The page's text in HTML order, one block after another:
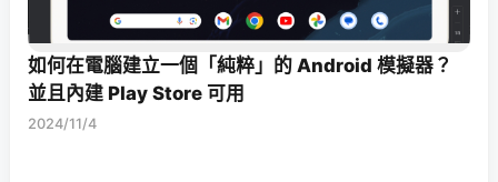
如何在電腦建立一個「純粹」的 Android 模擬器？
並且內建 Play Store 可用
2024/11/4